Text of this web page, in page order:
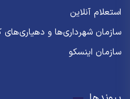
استعلام آنلاین
سازمان شهرداری‌ها و دهیاری‌های
سازمان اینسکو